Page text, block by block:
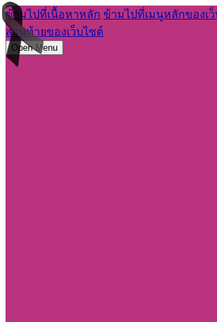
ข้ามไปที่เนื้อหาหลัก ข้ามไปที่เมนูหลักของเ
ส่วนท้ายของเว็บไซต์
Open Menu